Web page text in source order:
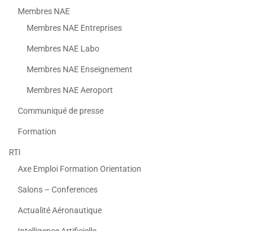
Membres NAE
Membres NAE Entreprises
Membres NAE Labo
Membres NAE Enseignement
Membres NAE Aeroport
Communiqué de presse
Formation
RTI
Axe Emploi Formation Orientation
Salons – Conferences
Actualité Aéronautique